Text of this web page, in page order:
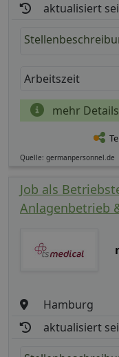
aktualisiert
Arbeitszeit
mehr Details
Quelle: germanpersonnel.de
Job als
Anlagenbetrieb
Hamburg
aktualisiert